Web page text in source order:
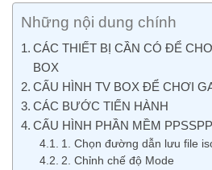
Những nội dung chính
CÁC THIẾT BỊ CẦN CÓ ĐỂ
BOX
CẤU HÌNH TV BOX ĐỂ CHƠI
CÁC BƯỚC TIẾN HÀNH
CẤU HÌNH PHẦN MỀM PPSSPP
1. Chọn đường dẫn lưu file
2. Chỉnh chế độ Mode